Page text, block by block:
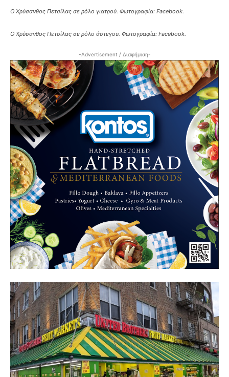
Ο Χρύσανθος Πετσίλας σε ρόλο γιατρού. Φωτογραφία: Facebook.
Ο Χρύσανθος Πετσίλας σε ρόλο άστεγου. Φωτογραφία: Facebook.
-Advertisement / Διαφήμιση-